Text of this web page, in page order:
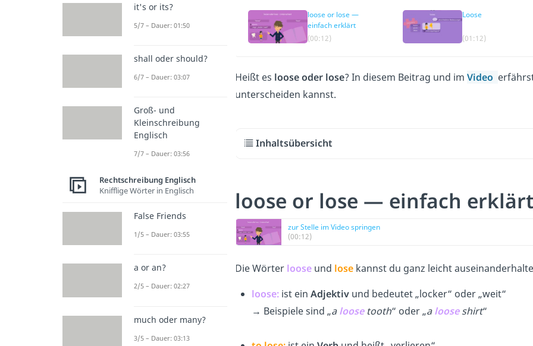
loose or lose —
einfach erklärt
(00:12)
Loose
(01:12)
Heißt es loose oder lose? In diesem Beitrag und im Video
unterscheiden kannst.
Inhaltsübersicht
loose or lose — einfach
zur Stelle im Video springen
(00:12)
Die Wörter looseund losekannst du ganz leicht
loose:ist ein Adjektivund bedeutet „locker“ oder „weit“
→ Beispiele sind „aloosetooth“ oder „aloose shirt“
it's or its?
5/7 – Dauer: 01:50
shall oder should?
6/7 – Dauer: 03:07
Groß- und
Kleinschreibung
Englisch
7/7 – Dauer: 03:56
Rechtschreibung Englisch
Knifflige Wörter in Englisch
False Friends
1/5 – Dauer: 03:55
a or an?
2/5 – Dauer: 02:27
much oder many?
3/5 – Dauer: 03:13